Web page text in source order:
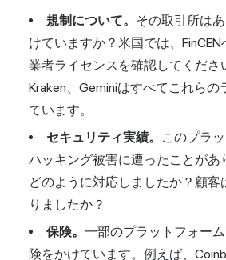
規制について。 その取引所は
けていますか？米国では、
業者ライセンスを確認してくださ
Kraken、Geminiはすべてこれらの
ています。
セキュリティ実績。
このプラ
ハッキング被害に遭ったことがあ
どのように対応しましたか？顧客
りましたか？
保険。 一部のプラットフォー
険をかけています。例えば、